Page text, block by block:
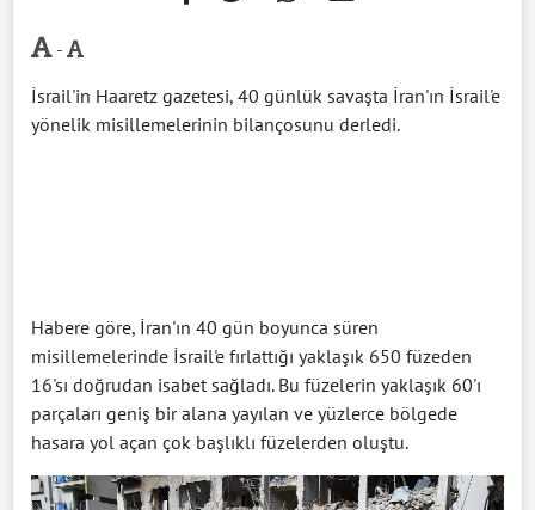
-
İsrail'in Haaretz gazetesi, 40 günlük savaşta İran'ın İsrail'e
yönelik misillemelerinin bilançosunu derledi.
Habere göre, İran'ın 40 gün boyunca süren
misillemelerinde İsrail'e fırlattığı yaklaşık 650 füzeden
16'sı doğrudan isabet sağladı. Bu füzelerin yaklaşık 60'ı
parçaları geniş bir alana yayılan ve yüzlerce bölgede
hasara yol açan çok başlıklı füzelerden oluştu.